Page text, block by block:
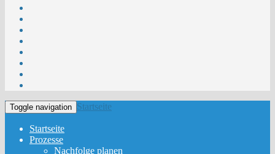
Toggle navigation Startseite
Startseite
Prozesse
Nachfolge planen